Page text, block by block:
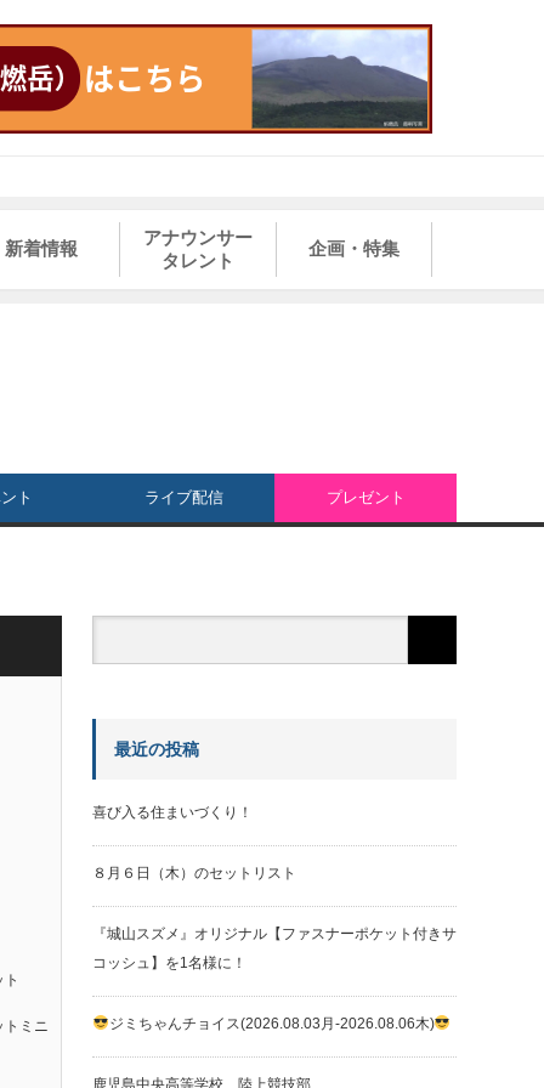
新着情報
アナウンサー
タレント
企画・特集
ト ライブ配信 プレゼント
トミニ
最近の投稿
喜び入る住まいづくり！
８月６日（木）のセットリスト
『城山スズメ』オリジナル【ファスナーポケット付きサ
コッシュ】を1名様に！
ジミちゃんチョイス(2026.08.03月-2026.08.06木)
鹿児島中央高等学校 陸上競技部